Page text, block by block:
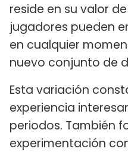
reside en su valor
jugadores pueden
en cualquier
nuevo conjunto de
Esta variación
experiencia
periodos. También
experimentación